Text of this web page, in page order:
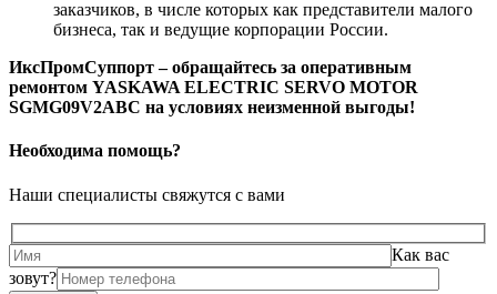
заказчиков, в числе которых как представители малого
бизнеса, так и ведущие корпорации России.
ИксПромСуппорт – обращайтесь за оперативным
ремонтом YASKAWA ELECTRIC SERVO MOTOR
SGMG09V2ABC на условиях неизменной выгоды!
Необходима помощь?
Наши специалисты свяжутся с вами
Как вас
зовут?